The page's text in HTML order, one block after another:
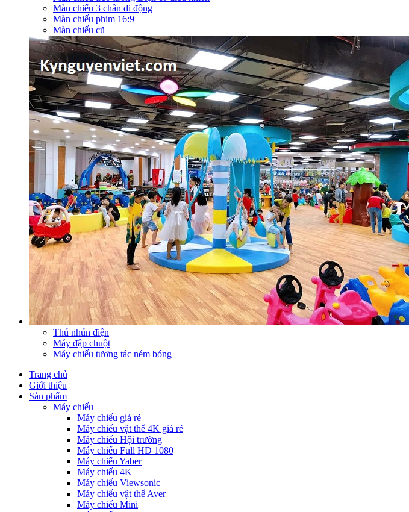
Màn chiếu 3 chân di động
Màn chiếu phim 16:9
Màn chiếu cũ
Thú nhún điện
Máy đập chuột
Máy chiếu tương tác ném bóng
Trang chủ
Giới thiệu
Sản phẩm
Máy chiếu
Máy chiếu giá rẻ
Máy chiếu vật thể 4K giá rẻ
Máy chiếu Hội trường
Máy chiếu Full HD 1080
Máy chiếu Yaber
Máy chiếu 4K
Máy chiếu Viewsonic
Máy chiếu vật thể Aver
Máy chiếu Mini